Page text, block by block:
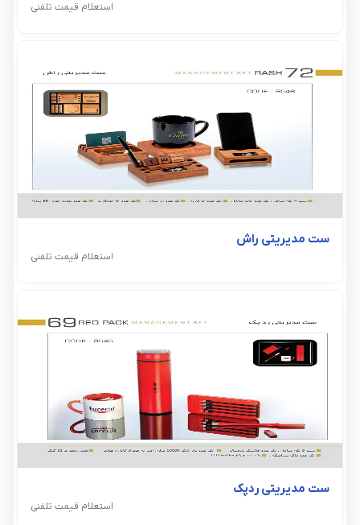
استعلام قیمت تلفنی
ست مدیریتی راش
استعلام قیمت تلفنی
ست مدیریتی ردپک
استعلام قیمت تلفنی